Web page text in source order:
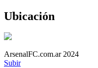
Ubicación
ArsenalFC.com.ar 2024
Subir